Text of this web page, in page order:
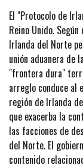
El "Protocolo de
Reino Unido.
Irlanda del Norte
unión aduanera de
"frontera dura"
arreglo conduce al
región de Irlanda
que exacerba la
las facciones de
del Norte. El
contenido